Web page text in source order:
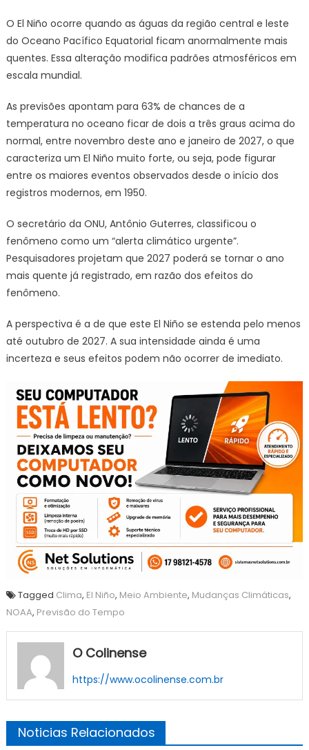
O El Niño ocorre quando as águas da região central e leste
do Oceano Pacífico Equatorial ficam anormalmente mais
quentes. Essa alteração modifica padrões atmosféricos em
escala mundial.
As previsões apontam para 63% de chances de a
temperatura no oceano ficar de dois a três graus acima do
normal, entre novembro deste ano e janeiro de 2027, o que
caracteriza um El Niño muito forte, ou seja, pode figurar
entre os maiores eventos observados desde o início dos
registros modernos, em 1950.
O secretário da ONU, Antônio Guterres, classificou o
fenômeno como um “alerta climático urgente”.
Pesquisadores projetam que 2027 poderá se tornar o ano
mais quente já registrado, em razão dos efeitos do
fenômeno.
A perspectiva é a de que este El Niño se estenda pelo menos
até outubro de 2027. A sua intensidade ainda é uma
incerteza e seus efeitos podem não ocorrer de imediato.
Tagged Clima, El Niño, Meio Ambiente, Mudanças Climáticas,
NOAA, Previsão do Tempo
O Colinense
https://www.ocolinense.com.br
Noticias Relacionados